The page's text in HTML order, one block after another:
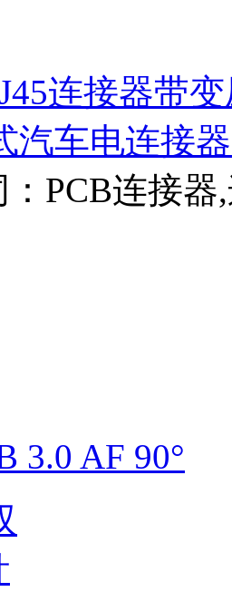
连接器带
汽车电连接
PCB连接
3.0 AF 90°